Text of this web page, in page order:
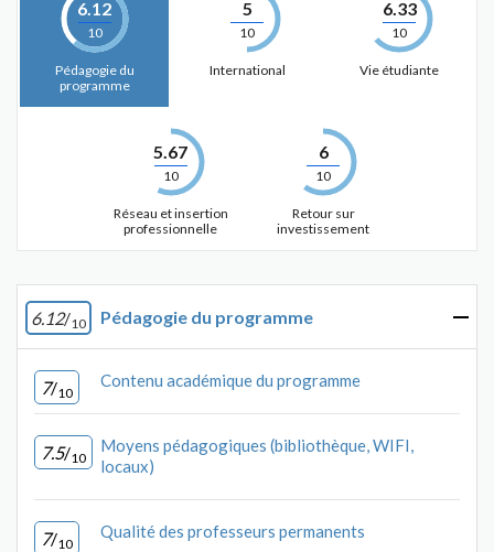
6.12
10
Pédagogie du
programme
5
10
International
6.33
10
Vie étudiante
5.67
10
Réseau et insertion
professionnelle
6
10
Retour sur
investissement
6.12/10 Pédagogie du programme
7/10
Contenu académique du programme
7.5/10
Moyens pédagogiques (bibliothèque, WIFI,
locaux)
7/10
Qualité des professeurs permanents